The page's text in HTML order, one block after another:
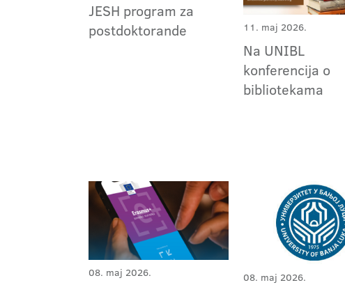
JESH program za
postdoktorande
11. maj 2026.
Na UNIBL
konferencija o
bibliotekama
08. maj 2026. 08. maj 2026.